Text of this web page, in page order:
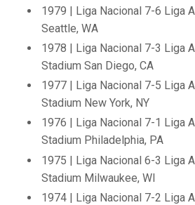
1979 | Liga Nacional 7-6 Liga
Seattle, WA
1978 | Liga Nacional 7-3 Liga
Stadium San Diego, CA
1977 | Liga Nacional 7-5 Liga
Stadium New York, NY
1976 | Liga Nacional 7-1 Liga
Stadium Philadelphia, PA
1975 | Liga Nacional 6-3 Liga
Stadium Milwaukee, WI
1974 | Liga Nacional 7-2 Liga